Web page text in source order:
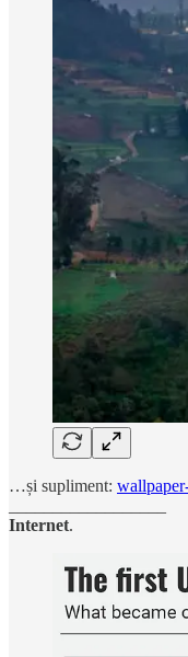
…și supliment:
Internet.